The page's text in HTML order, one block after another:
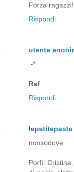
Forza
Rispondi
utente
:-*
Raf
Rispondi
lepetitepeste
nonsodove:
Porfì: